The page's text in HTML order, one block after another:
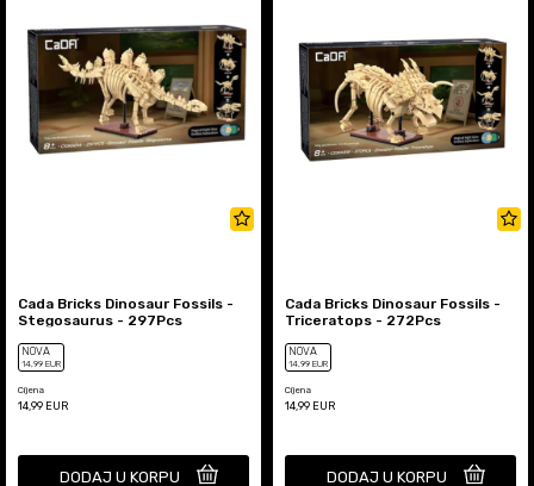
Cada Bricks Dinosaur Fossils -
Stegosaurus - 297Pcs
NOVA
14,99 EUR
Cijena
14,99 EUR
DODAJ U KORPU
Cada Bricks Dinosaur Fossils -
Triceratops - 272Pcs
NOVA
14,99 EUR
Cijena
14,99 EUR
DODAJ U KORPU